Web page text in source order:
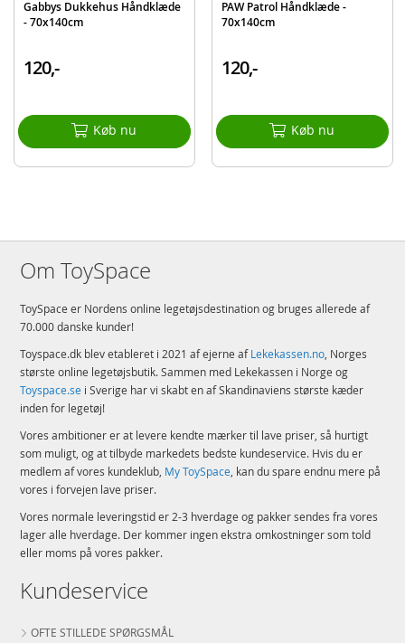
Gabbys Dukkehus Håndklæde
- 70x140cm
120,-
Køb nu
PAW Patrol Håndklæde -
70x140cm
120,-
Køb nu
Om ToySpace
ToySpace er Nordens online legetøjsdestination og bruges allerede af
70.000 danske kunder!
Toyspace.dk blev etableret i 2021 af ejerne afLekekassen.no, Norges
største online legetøjsbutik. Sammen med Lekekassen i Norge og
Toyspace.se i Sverige har vi skabt en af Skandinaviens største kæder
inden for legetøj!
Vores ambitioner er at levere kendte mærker til lave priser, så hurtigt
som muligt, og at tilbyde markedets bedste kundeservice. Hvis du er
medlem af vores kundeklub, My ToySpace, kan du spare endnu mere på
vores i forvejen lave priser.
Vores normale leveringstid er 2-3 hverdage og pakker sendes fra vores
lager alle hverdage. Der kommer ingen ekstra omkostninger som told
eller moms på vores pakker.
Kundeservice
OFTE STILLEDE SPØRGSMÅL